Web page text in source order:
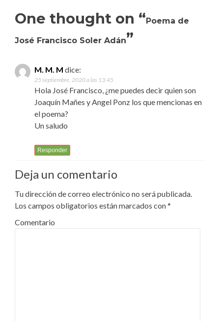
One thought on “Poema de
José Francisco Soler Adán”
M. M. M dice:
25 septiembre, 2020 a las 13:45
Hola José Francisco, ¿me puedes decir quien son
Joaquín Mañes y Angel Ponz los que mencionas en
el poema?
Un saludo
Responder
Deja un comentario
Tu dirección de correo electrónico no será publicada.
Los campos obligatorios están marcados con*
Comentario